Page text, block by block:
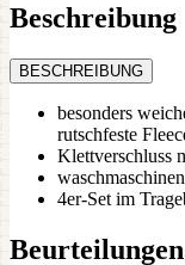
Beschreibung
BESCHREIBUNG
besonders
rutschfeste
Klettverschluss
4er-Set im